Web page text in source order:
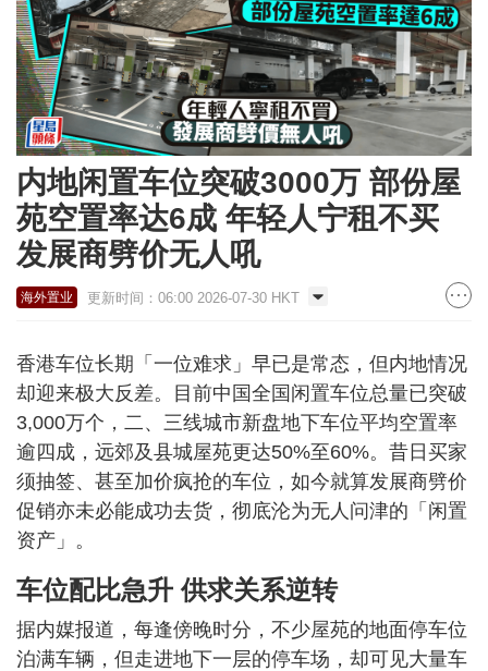
内地闲置车位突破3000万 部份屋
苑空置率达6成 年轻人宁租不买
发展商劈价无人吼
海外置业 更新时间：06:00 2026-07-30 HKT
香港车位长期「一位难求」早已是常态，但内地情况
却迎来极大反差。目前中国全国闲置车位总量已突破
3,000万个，二、三线城市新盘地下车位平均空置率
逾四成，远郊及县城屋苑更达50%至60%。昔日买家
须抽签、甚至加价疯抢的车位，如今就算发展商劈价
促销亦未必能成功去货，彻底沦为无人问津的「闲置
资产」。
车位配比急升 供求关系逆转
据内媒报道，每逢傍晚时分，不少屋苑的地面停车位
泊满车辆，但走进地下一层的停车场，却可见大量车